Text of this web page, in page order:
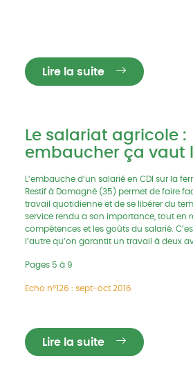
Lire la suite
Le salariat agricole :
embaucher ça vaut
L’embauche d’un salarié en CDI sur la
Restif à Domagné (35) permet de faire
travail quotidienne et de se libérer du
service rendu a son importance, tout en
compétences et les goûts du salarié.
l’autre qu’on garantit un travail à deux
Pages 5 à 9
Echo n°126 : sept-oct 2016
Lire la suite